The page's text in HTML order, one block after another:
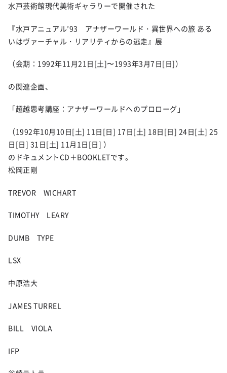
水戸芸術館現代美術ギャラりーで開催された
『水戸アニュアル’93 アナザーワールド・異世界への旅 ある
いはヴァーチャル・リアリティからの逃走』展
（会期：1992年11月21日[土]〜1993年3月7日[日]）
の関連企画、
「超越思考講座：アナザーワールドへのプロローグ」
（1992年10月10日[土] 11日[日] 17日[土] 18日[日] 24日[土] 25
日[日] 31日[土] 11月1日[日] ）
のドキュメントCD＋BOOKLETです。
松岡正剛
TREVOR WICHART
TIMOTHY LEARY
DUMB TYPE
LSX
中原浩大
JAMES TURREL
BILL VIOLA
IFP